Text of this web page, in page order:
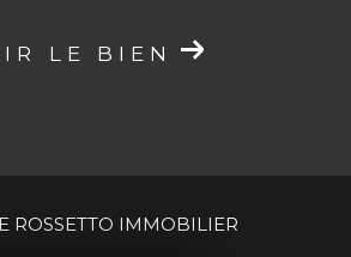
LE BIEN
ROSSETTO IMMOBILIER